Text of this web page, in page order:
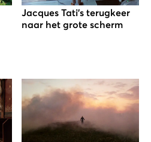
Jacques Tati's terugkeer
naar het grote scherm